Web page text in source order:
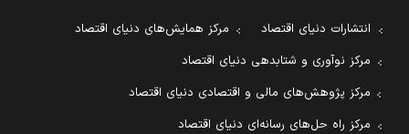
انتشارات دنیای اقتصاد
مرکز همایش‌های دنیای اقتصاد
مرکز نوآوری و شتابدهی دنیای اقتصاد
مرکز پژوهش‌های مالی و اقتصادی دنیای اقتصاد
مرکز راه حل‌های رسانه‌ای دنیای اقتصاد